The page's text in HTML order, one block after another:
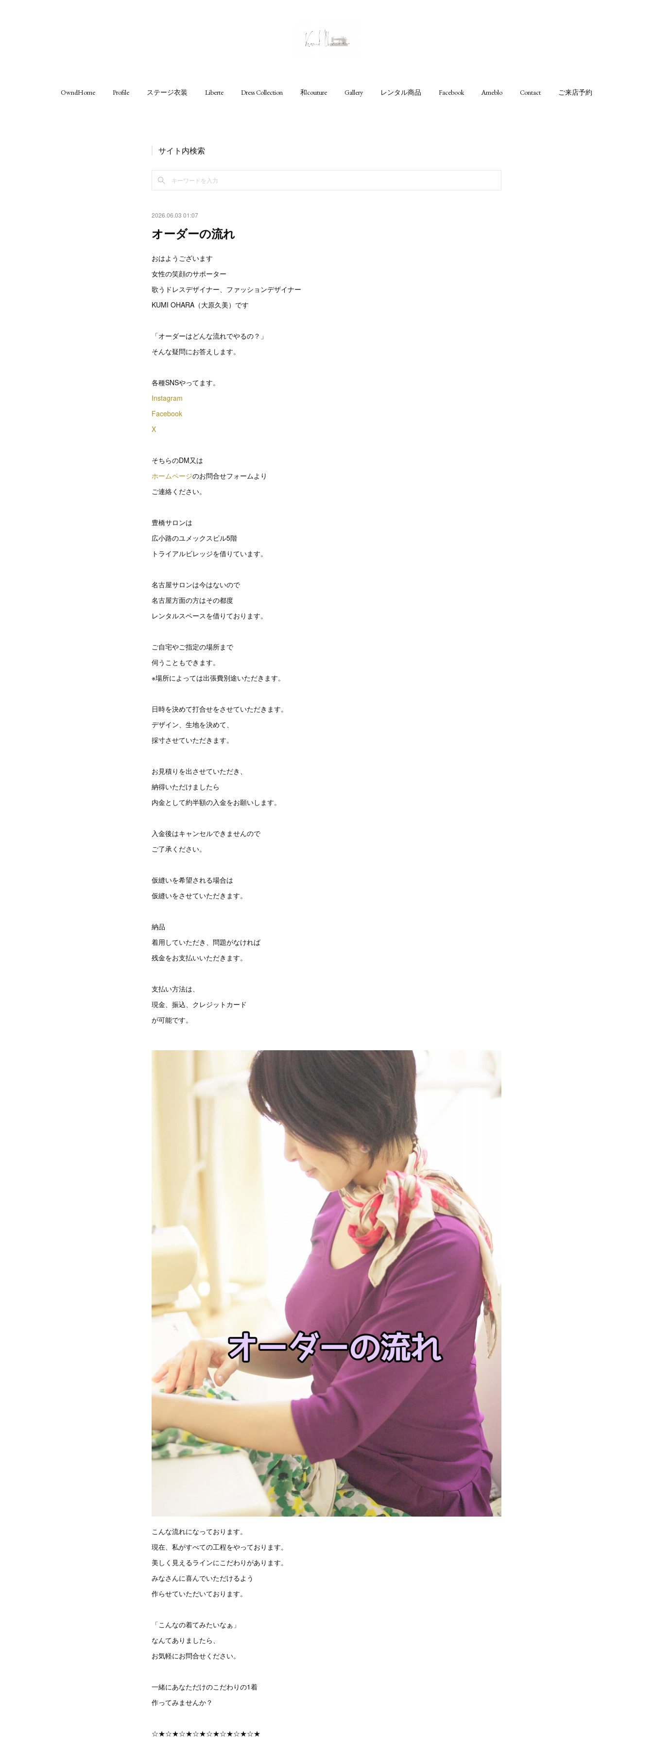
OwndHome Profile ステージ衣装 Liberte Dress Collection 和couture Gallery レンタル商品 Facebook Ameblo Contact ご来店予約
サイト内検索
2026.06.03 01:07
オーダーの流れ
おはようございます
女性の笑顔のサポーター
歌うドレスデザイナー、ファッションデザイナー
KUMI OHARA（大原久美）です
「オーダーはどんな流れでやるの？」
そんな疑問にお答えします。
各種SNSやってます。
Instagram
Facebook
X
そちらのDM又は
ホームページのお問合せフォームより
ご連絡ください。
豊橋サロンは
広小路のユメックスビル5階
トライアルビレッジを借りています。
名古屋サロンは今はないので
名古屋方面の方はその都度
レンタルスペースを借りております。
ご自宅やご指定の場所まで
伺うこともできます。
※場所によっては出張費別途いただきます。
日時を決めて打合せをさせていただきます。
デザイン、生地を決めて、
採寸させていただきます。
お見積りを出させていただき、
納得いただけましたら
内金として約半額の入金をお願いします。
入金後はキャンセルできませんので
ご了承ください。
仮縫いを希望される場合は
仮縫いをさせていただきます。
納品
着用していただき、問題がなければ
残金をお支払いいただきます。
支払い方法は、
現金、振込、クレジットカード
が可能です。
こんな流れになっております。
現在、私がすべての工程をやっております。
美しく見えるラインにこだわりがあります。
みなさんに喜んでいただけるよう
作らせていただいております。
「こんなの着てみたいなぁ」
なんてありましたら、
お気軽にお問合せください。
一緒にあなただけのこだわりの1着
作ってみませんか？
☆★☆★☆★☆★☆★☆★☆★☆★